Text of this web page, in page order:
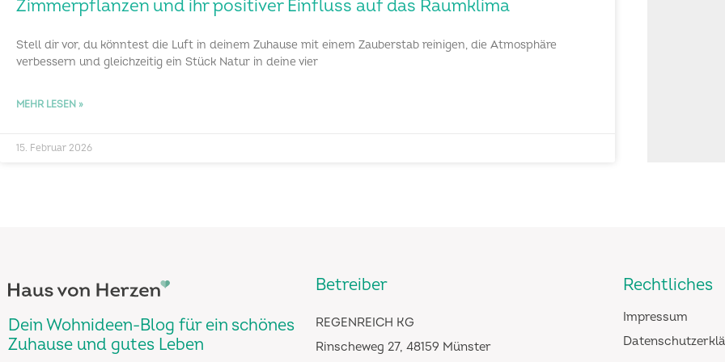
Zimmerpflanzen und ihr positiver Einfluss auf das Raumklima
Stell dir vor, du könntest die Luft in deinem Zuhause mit einem Zauberstab reinigen, die Atmosphäre
verbessern und gleichzeitig ein Stück Natur in deine vier
MEHR LESEN »
15. Februar 2026
Dein Wohnideen-Blog für ein schönes
Zuhause und gutes Leben
Betreiber
REGENREICH KG
Rinscheweg 27, 48159 Münster
Rechtliches
Impressum